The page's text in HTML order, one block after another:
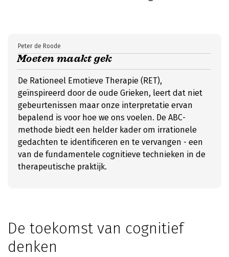
Moeten maakt gek
Peter de Roode
De Rationeel Emotieve Therapie (RET),
geïnspireerd door de oude Grieken, leert dat niet
gebeurtenissen maar onze interpretatie ervan
bepalend is voor hoe we ons voelen. De ABC-
methode biedt een helder kader om irrationele
gedachten te identificeren en te vervangen - een
van de fundamentele cognitieve technieken in de
therapeutische praktijk.
De toekomst van cognitief
denken